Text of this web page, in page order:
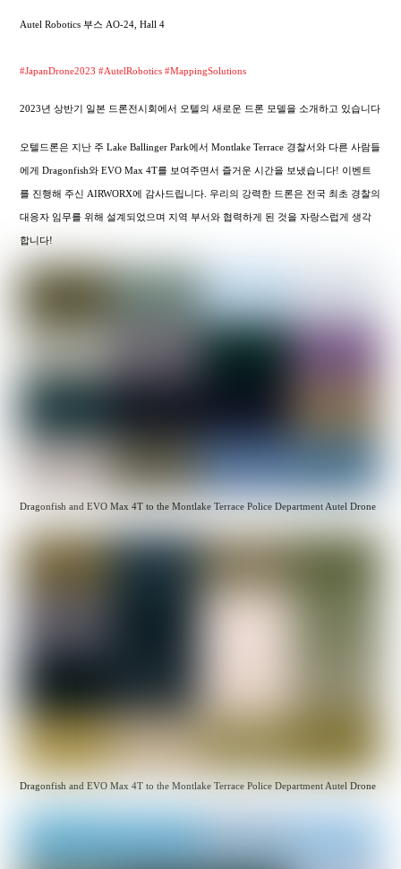
Autel Robotics 부스 AO-24, Hall 4
#JapanDrone2023#AutelRobotics#MappingSolutions
2023년 상반기 일본 드론전시회에서 오텔의 새로운 드론 모델을 소개하고 있습니다
오텔드론은 지난 주 Lake Ballinger Park에서 Montlake Terrace 경찰서와 다른 사람들
에게 Dragonfish와 EVO Max 4T를 보여주면서 즐거운 시간을 보냈습니다! 이벤트
를 진행해 주신 AIRWORX에 감사드립니다. 우리의 강력한 드론은 전국 최초 경찰의
대응자 임무를 위해 설계되었으며 지역 부서와 협력하게 된 것을 자랑스럽게 생각
합니다!
Dragonfish and EVO Max 4T to the Montlake Terrace Police Department Autel Drone
Dragonfish and EVO Max 4T to the Montlake Terrace Police Department Autel Drone